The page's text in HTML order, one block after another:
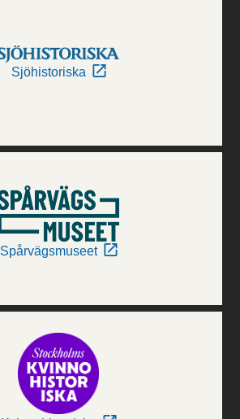
Sjöhistoriska
Spårvägsmuseet